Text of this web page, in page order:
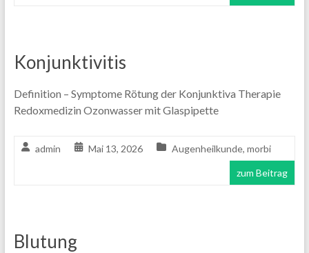
Konjunktivitis
Definition – Symptome Rötung der Konjunktiva Therapie
Redoxmedizin Ozonwasser mit Glaspipette
admin Mai 13, 2026 Augenheilkunde, morbi
zum Beitrag
Blutung